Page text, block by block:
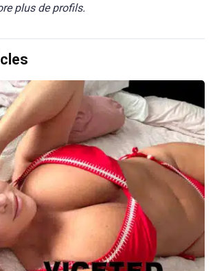
plus de profils.